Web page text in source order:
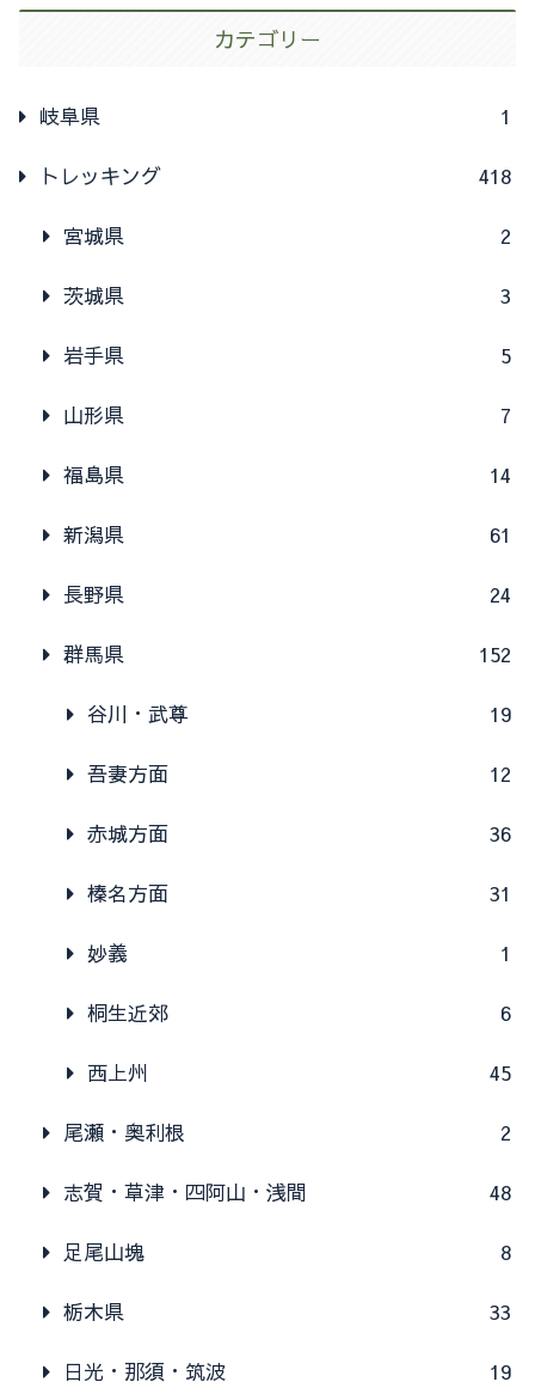
カテゴリー
岐阜県 1
トレッキング 418
宮城県 2
茨城県 3
岩手県 5
山形県 7
福島県 14
新潟県 61
長野県 24
群馬県 152
谷川・武尊 19
吾妻方面 12
赤城方面 36
榛名方面 31
妙義 1
桐生近郊 6
西上州 45
尾瀬・奥利根 2
志賀・草津・四阿山・浅間 48
足尾山塊 8
栃木県 33
日光・那須・筑波 19